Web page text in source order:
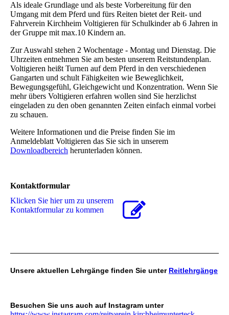
Als ideale Grundlage und als beste Vorbereitung für den
Umgang mit dem Pferd und fürs Reiten bietet der Reit- und
Fahrverein Kirchheim Voltigieren für Schulkinder ab 6 Jahren in
der Gruppe mit max.10 Kindern an.
Zur Auswahl stehen 2 Wochentage - Montag und Dienstag. Die
Uhrzeiten entnehmen Sie am besten unserem Reitstundenplan.
Voltigieren heißt Turnen auf dem Pferd in den verschiedenen
Gangarten und schult Fähigkeiten wie Beweglichkeit,
Bewegungsgefühl, Gleichgewicht und Konzentration. Wenn Sie
mehr übers Voltigieren erfahren wollen sind Sie herzlichst
eingeladen zu den oben genannten Zeiten einfach einmal vorbei
zu schauen.
Weitere Informationen und die Preise finden Sie im
Anmeldeblatt Voltigieren das Sie sich in unserem
Downloadbereich herunterladen können.
Kontaktformular
Klicken Sie hier um zu unserem
Kon­takt­for­mu­lar zu kommen
Unsere aktuellen Lehrgänge finden Sie unter Reitlehrgänge
Besuchen Sie uns auch auf Instagram unter